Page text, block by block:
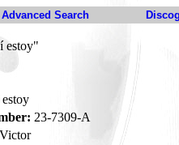
Advanced Search
estoy"
23-7309-A
Victor